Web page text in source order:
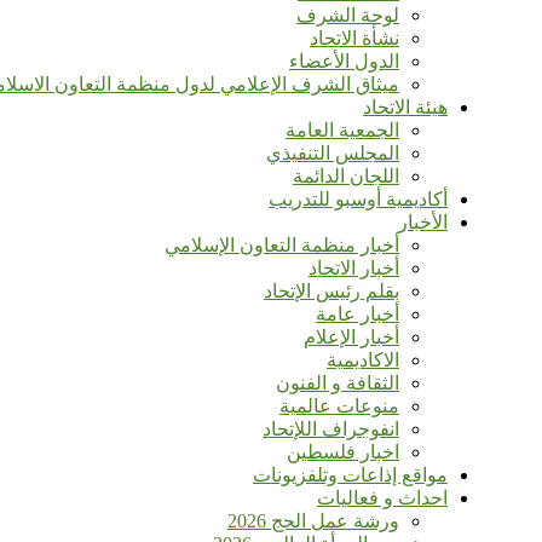
لوحة الشرف
نشأة الاتحاد
الدول الأعضاء
ميثاق الشرف الإعلامي لدول منظمة التعاون
هيئة الاتحاد
الجمعية العامة
المجلس التنفيذي
اللجان الدائمة
أكاديمية أوسبو للتدريب
الأخبار
أخبار منظمة التعاون الإسلامي
أخبار الاتحاد
بقلم رئيس الإتحاد
أخبار عامة
أخبار الإعلام
الاكاديمية
الثقافة و الفنون
منوعات عالمية
انفوجراف اللإتحاد
اخبار فلسطين
مواقع إذاعات وتلفزيونات
احداث و فعاليات
ورشة عمل الحج 2026